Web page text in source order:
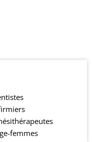
femmes